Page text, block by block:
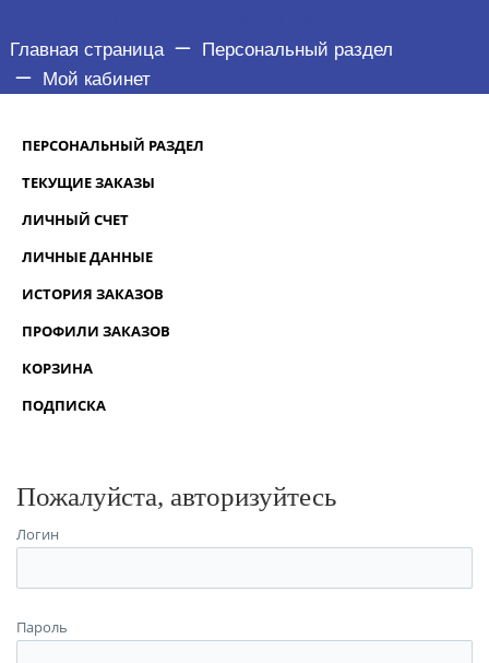
Главная страница
Персональный раздел
Мой кабинет
ПЕРСОНАЛЬНЫЙ РАЗДЕЛ
ТЕКУЩИЕ ЗАКАЗЫ
ЛИЧНЫЙ СЧЕТ
ЛИЧНЫЕ ДАННЫЕ
ИСТОРИЯ ЗАКАЗОВ
ПРОФИЛИ ЗАКАЗОВ
КОРЗИНА
ПОДПИСКА
Пожалуйста, авторизуйтесь
Логин
Пароль